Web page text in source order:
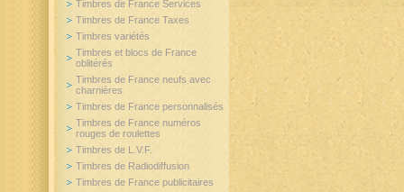
Timbres de France Services
Timbres de France Taxes
Timbres variétés
Timbres et blocs de France
oblitérés
Timbres de France neufs avec
charnières
Timbres de France personnalisés
Timbres de France numéros
rouges de roulettes
Timbres de L.V.F.
Timbres de Radiodiffusion
Timbres de France publicitaires